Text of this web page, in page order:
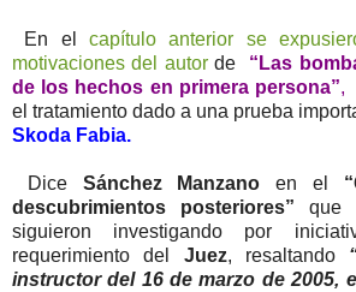
En el capítulo anterior se
motivaciones del autor de “Las
de los hechos en primera persona”,
el tratamiento dado a una prueba
Skoda Fabia.
Dice Sánchez Manzano en el
descubrimientos posteriores” que
siguieron investigando por
requerimiento del Juez, resaltando
instructor del 16 de marzo de 2005,